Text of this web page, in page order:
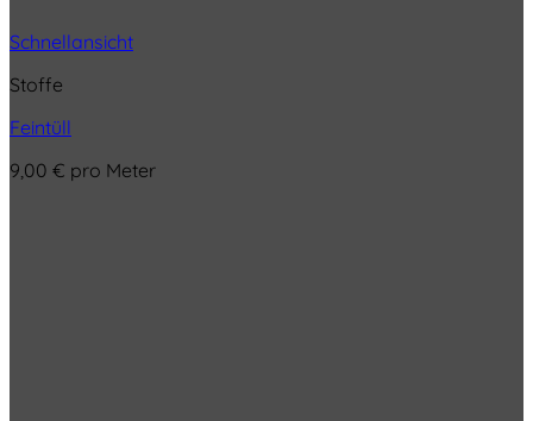
Schnellansicht
Stoffe
Feintüll
9,00 € pro Meter